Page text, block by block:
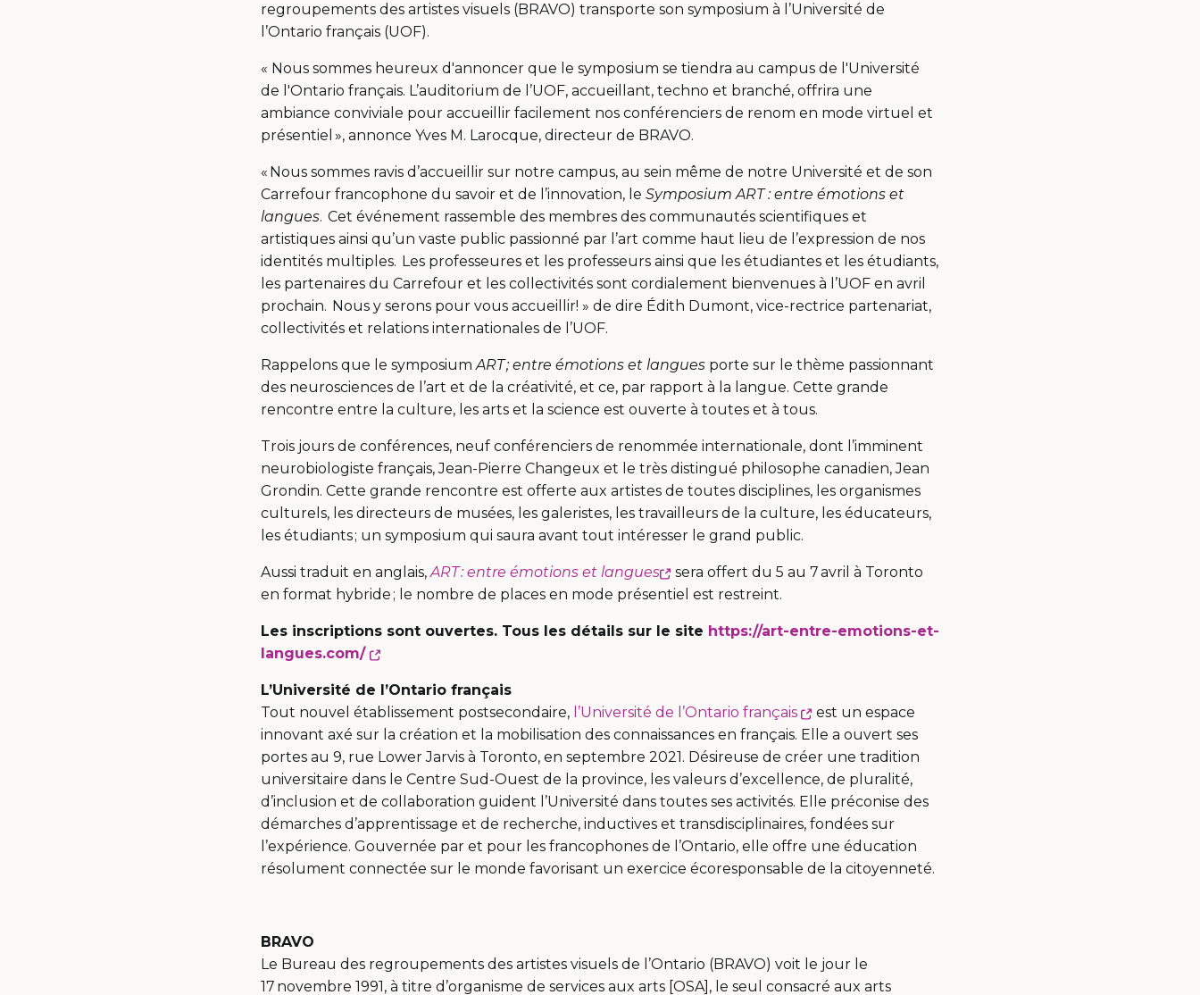
regroupements des artistes visuels (BRAVO) transporte son symposium à l’Université de
l’Ontario français (UOF).
« Nous sommes heureux d'annoncer que le symposium se tiendra au campus de l'Université
de l'Ontario français. L’auditorium de l’UOF, accueillant, techno et branché, offrira une
ambiance conviviale pour accueillir facilement nos conférenciers de renom en mode virtuel et
présentiel », annonce Yves M. Larocque, directeur de BRAVO.
« Nous sommes ravis d’accueillir sur notre campus, au sein même de notre Université et de son
Carrefour francophone du savoir et de l’innovation, le Symposium ART : entre émotions et
langues. Cet événement rassemble des membres des communautés scientifiques et
artistiques ainsi qu’un vaste public passionné par l’art comme haut lieu de l’expression de nos
identités multiples. Les professeures et les professeurs ainsi que les étudiantes et les étudiants,
les partenaires du Carrefour et les collectivités sont cordialement bienvenues à l’UOF en avril
prochain. Nous y serons pour vous accueillir! » de dire Édith Dumont, vice-rectrice partenariat,
collectivités et relations internationales de l’UOF.
Rappelons que le symposiumART ; entre émotions et langues porte sur le thème passionnant
des neurosciences de l’art et de la créativité, et ce, par rapport à la langue. Cette grande
rencontre entre la culture, les arts et la science est ouverte à toutes et à tous.
Trois jours de conférences, neuf conférenciers de renommée internationale, dont l’imminent
neurobiologiste français, Jean-Pierre Changeux et le très distingué philosophe canadien, Jean
Grondin. Cette grande rencontre est offerte aux artistes de toutes disciplines, les organismes
culturels, les directeurs de musées, les galeristes, les travailleurs de la culture, les éducateurs,
les étudiants ; un symposium qui saura avant tout intéresser le grand public.
Aussi traduit en anglais,ART: entre émotions et langues
Ce
lien
dans
fenêtre
sera offert du 5 au 7 avril à Toronto
en format hybride ; le nombre de places en mode présentiel est restreint.
Les inscriptions sont ouvertes. Tous les détails sur le site https://art-entre-emotions-et-
langues.com/
s'ouvrira
dans
une
nouvelle
fenêtre
L’Université de l’Ontario français
Tout nouvel établissement postsecondaire, l’Université de l’Ontario français
Ce
lien
s'ouvrira
dans
une
nouvelle
fenêtre
est un espace
innovant axé sur la création et la mobilisation des connaissances en français. Elle a ouvert ses
portes au 9, rue Lower Jarvis à Toronto, en septembre 2021. Désireuse de créer une tradition
universitaire dans le Centre Sud-Ouest de la province, les valeurs d’excellence, de pluralité,
d’inclusion et de collaboration guident l’Université dans toutes ses activités. Elle préconise des
démarches d’apprentissage et de recherche, inductives et transdisciplinaires, fondées sur
l’expérience. Gouvernée par et pour les francophones de l’Ontario, elle offre une éducation
résolument connectée sur le monde favorisant un exercice écoresponsable de la citoyenneté.
BRAVO
Le Bureau des regroupements des artistes visuels de l’Ontario (BRAVO) voit le jour le
17 novembre 1991, à titre d’organisme de services aux arts [OSA], le seul consacré aux arts